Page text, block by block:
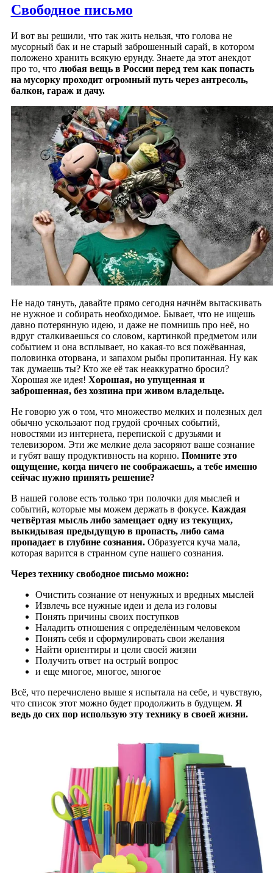
Свободное письмо
И вот вы решили, что так жить нельзя, что голова не
мусорный бак и не старый заброшенный сарай, в котором
положено хранить всякую ерунду. Знаете да этот анекдот
про то, что любая вещь в России перед тем как попасть
на мусорку проходит огромный путь через антресоль,
балкон, гараж и дачу.
Не надо тянуть, давайте прямо сегодня начнём вытаскивать
не нужное и собирать необходимое. Бывает, что не ищешь
давно потерянную идею, и даже не помнишь про неё, но
вдруг сталкиваешься со словом, картинкой предметом или
событием и она всплывает, но какая-то вся пожёванная,
половинка оторвана, и запахом рыбы пропитанная. Ну как
так думаешь ты? Кто же её так неаккуратно бросил?
Хорошая же идея! Хорошая, но упущенная и
заброшенная, без хозяина при живом владельце.
Не говорю уж о том, что множество мелких и полезных дел
обычно ускользают под грудой срочных событий,
новостями из интернета, перепиской с друзьями и
телевизором. Эти же мелкие дела засоряют ваше сознание
и губят вашу продуктивность на корню. Помните это
ощущение, когда ничего не соображаешь, а тебе именно
сейчас нужно принять решение?
В нашей голове есть только три полочки для мыслей и
событий, которые мы можем держать в фокусе. Каждая
четвёртая мысль либо замещает одну из текущих,
выкидывая предыдущую в пропасть, либо сама
пропадает в глубине сознания.Образуется куча мала,
которая варится в странном супе нашего сознания.
Через технику свободное письмо можно:
Очистить сознание от ненужных и вредных мыслей
Извлечь все нужные идеи и дела из головы
Понять причины своих поступков
Наладить отношения с определённым человеком
Понять себя и сформулировать свои желания
Найти ориентиры и цели своей жизни
Получить ответ на острый вопрос
и еще многое, многое, многое
Всё, что перечислено выше я испытала на себе, и чувствую,
что список этот можно будет продолжить в будущем. Я
ведь до сих пор использую эту технику в своей жизни.